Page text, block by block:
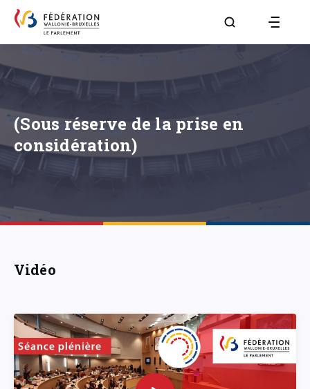
Aller à la page
(Sous réserve de la prise en
considération)
Vidéo